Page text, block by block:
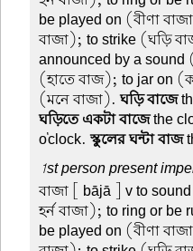
be played on (বীণা
বাজা); to strike (ঘড়ি
announced by a sound
(হাতে বাজ); to jar on
(মনে বাজা).ঘড়ি বাজে
ঘড়িতে একটা বাজেthe
o'clock.স্কুলের ঘন্টা বাজ
1st person present
বাজা [ bājā ] v to
হর্ন বাজা); to ring or be
be played on (বীণা